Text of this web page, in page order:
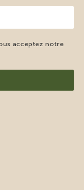
acceptez notre